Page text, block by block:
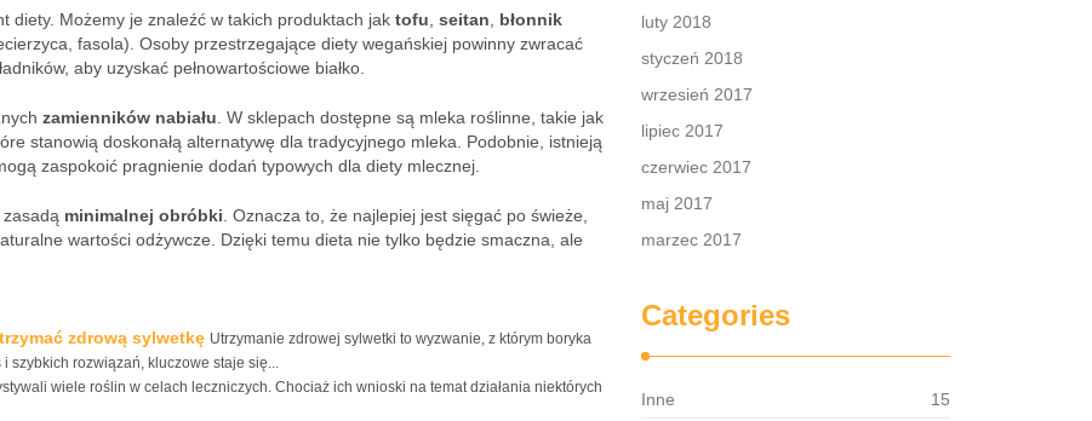
diety. Możemy je znaleźć w takich produktach jak tofu seitan
błonnik
fasola). Osoby przestrzegające diety wegańskiej powinny zwracać
aby uzyskać pełnowartościowe białko.
zamienników nabiału . W sklepach dostępne są mleka roślinne, takie jak
stanowią doskonałą alternatywę dla tradycyjnego mleka. Podobnie, istnieją
zaspokoić pragnienie dodań typowych dla diety mlecznej.
minimalnej obróbki . Oznacza to, że najlepiej jest sięgać po świeże,
wartości odżywcze. Dzięki temu dieta nie tylko będzie smaczna, ale
zdrową sylwetkę Utrzymanie zdrowej sylwetki to wyzwanie, z którym boryka
szybkich rozwiązań, kluczowe staje się...
wiele roślin w celach leczniczych. Chociaż ich wnioski na temat działania niektórych
luty 2018
styczeń 2018
wrzesień 2017
lipiec 2017
czerwiec 2017
maj 2017
marzec 2017
Categories
Inne 15